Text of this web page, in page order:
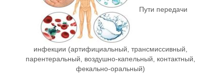
Пути передачи
инфекции (артифициальный, трансмиссивный,
парентеральный, воздушно-капельный, контактный,
фекально-оральный)